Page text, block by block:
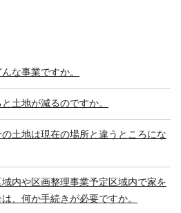
な事業ですか。
土地が減るのですか。
土地は現在の場所と違うところにな
内や区画整理事業予定区域内で家を
、何か手続きが必要ですか。